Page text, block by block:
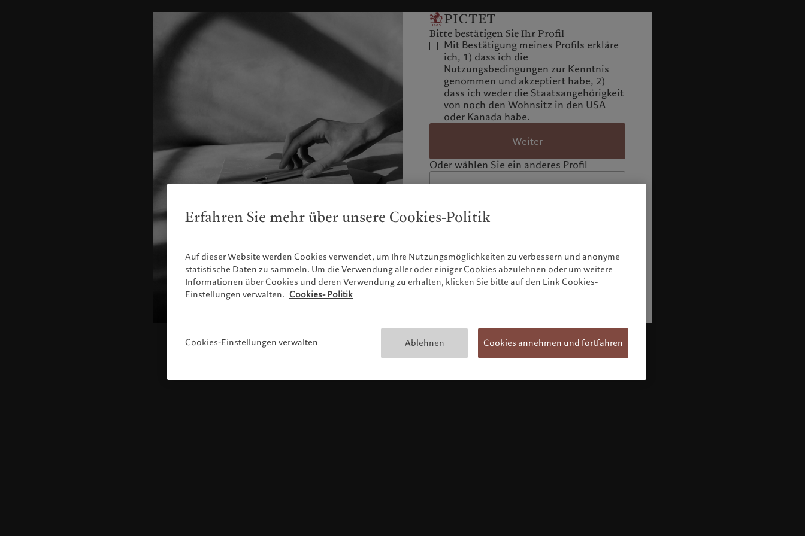
Bitte bestätigen Sie Ihr Profil
Mit Bestätigung meines Profils erkläre
ich, 1) dass ich die
Nutzungsbedingungen zur Kenntnis
genommen und akzeptiert habe, 2)
dass ich weder die Staatsangehörigkeit
von noch den Wohnsitz in den USA
oder Kanada habe.
Weiter
Oder wählen Sie ein anderes Profil
Erfahren Sie mehr über unsere Cookies-Politik
Auf dieser Website werden Cookies verwendet, um Ihre Nutzungsmöglichkeiten zu verbessern und anonyme
statistische Daten zu sammeln. Um die Verwendung aller oder einiger Cookies abzulehnen oder um weitere
Informationen über Cookies und deren Verwendung zu erhalten, klicken Sie bitte auf den Link Cookies-
Einstellungen verwalten. Cookies- Politik
Cookies-Einstellungen verwalten Ablehnen Cookies annehmen und fortfahren